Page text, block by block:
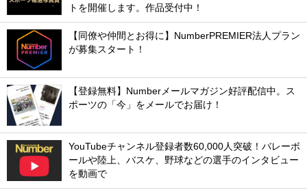
トを開催します。作品受付中！
【同僚や仲間とお得に】NumberPREMIER法人プラン
が募集スタート！
【登録無料】Numberメールマガジン好評配信中。ス
ポーツの「今」をメールでお届け！
YouTubeチャンネル登録者数60,000人突破！バレーボ
ールや陸上、バスケ、野球などの選手のインタビュー
を動画で